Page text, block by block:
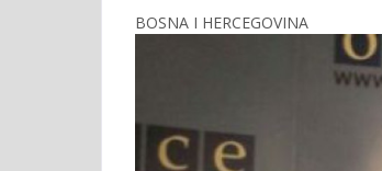
BOSNA I HERCEGOVINA